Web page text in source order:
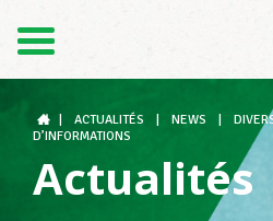
DE
Le LCGB
ACTUALITÉS NEWS
D’INFORMATIONS
Actualités